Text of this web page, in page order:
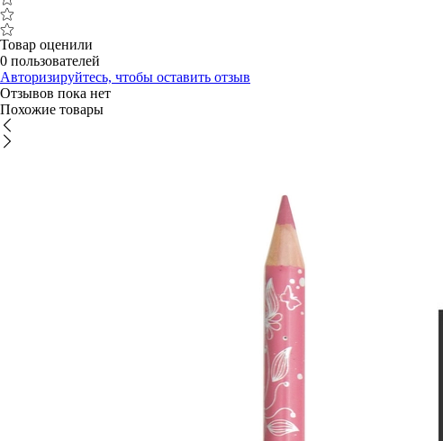
Товар оценили
0 пользователей
Авторизируйтесь, чтобы оставить отзыв
Отзывов пока нет
Похожие товары